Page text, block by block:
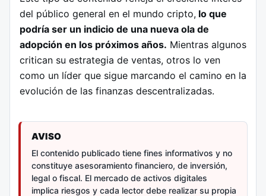
del público general en el mundo cripto, lo que
podría ser un indicio de una nueva ola de
adopción en los próximos años. Mientras algunos
critican su estrategia de ventas, otros lo ven
como un líder que sigue marcando el camino en la
evolución de las finanzas descentralizadas.
AVISO
El contenido publicado tiene fines informativos y no
constituye asesoramiento financiero, de inversión,
legal o fiscal. El mercado de activos digitales
implica riesgos y cada lector debe realizar su propia